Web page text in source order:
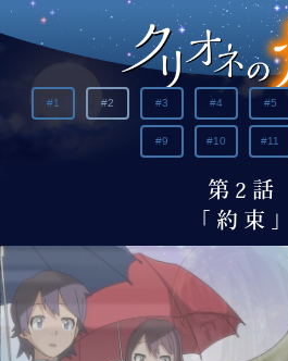
#1 #2 #3 #4 #5
#9 #10 #11
第2話
「約束」